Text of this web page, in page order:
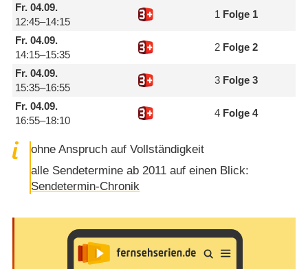
Fr.04.09.
12:45–14:15
1 Folge 1
Fr.04.09.
14:15–15:35
2 Folge 2
Fr.04.09.
15:35–16:55
3 Folge 3
Fr.04.09.
16:55–18:10
4 Folge 4
ohne Anspruch auf Vollständigkeit
alle Sendetermine ab 2011 auf einen Blick:
Sendetermin-Chronik